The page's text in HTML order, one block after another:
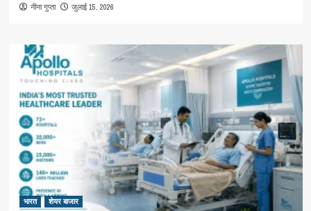
नीना गुप्ता जुलाई 15, 2026
भारत शेयर बाजार